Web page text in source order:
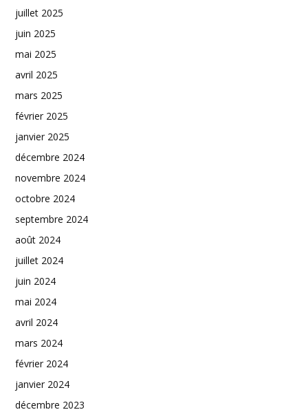
juillet 2025
juin 2025
mai 2025
avril 2025
mars 2025
février 2025
janvier 2025
décembre 2024
novembre 2024
octobre 2024
septembre 2024
août 2024
juillet 2024
juin 2024
mai 2024
avril 2024
mars 2024
février 2024
janvier 2024
décembre 2023